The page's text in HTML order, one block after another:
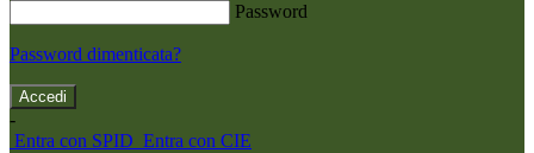
Password
Password dimenticata?
-
Entra con SPID Entra con CIE